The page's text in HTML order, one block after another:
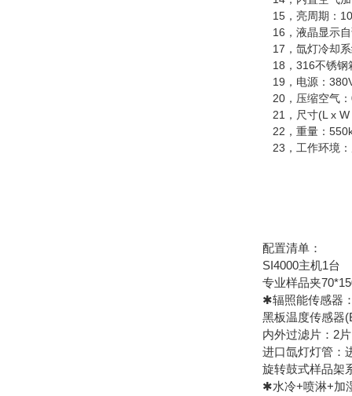
15，亮周期：10-
16，液晶显示自
17，氙灯冷却系
18，316不锈钢
19，电源：
20，压缩空气：
21，尺寸(L x W
22，重量：
23，工作环境：
配置清单：
SI4000主机1台
专业样品夹
✱辐照能传感器：
黑板温度传感器
内外过滤片：2片
进口氙灯灯管：
旋转鼓式样品架
✱水冷+喷淋+加